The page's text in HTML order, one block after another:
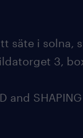
säte i solna,
3,
and